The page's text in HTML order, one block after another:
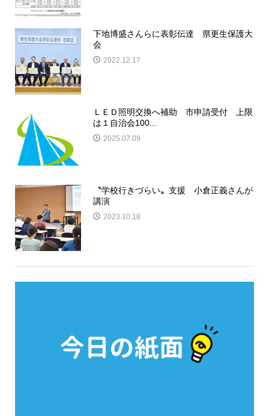
下地博盛さんらに表彰伝達 県更生保護大
会
2022.12.17
ＬＥＤ照明交換へ補助 市申請受付 上限
は１自治会100...
2025.07.09
〝学校行きづらい〟支援 小倉正義さんが
講演
2023.10.18